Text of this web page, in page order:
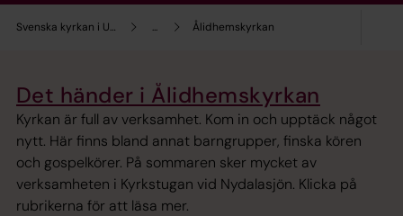
Svenska kyrkan i Umeå ... Ålidhemskyrkan
Det händer i Ålidhemskyrkan
Kyrkan är full av verksamhet. Kom in och upptäck något
nytt. Här finns bland annat barngrupper, finska kören
och gospelkörer. På sommaren sker mycket av
verksamheten i Kyrkstugan vid Nydalasjön. Klicka på
rubrikerna för att läsa mer.